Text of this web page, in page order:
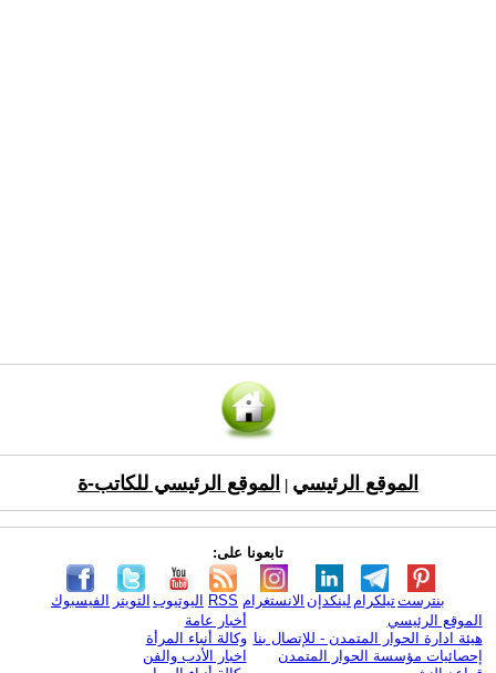
الموقع الرئيسي الموقع الرئيسي للكاتب-ة
تابعونا على:
الفيسبوك التويتر اليوتيوب RSS الانستغرام لينكدإن تيلكرامبنترست
الموقع الرئيسي
هيئة ادارة الحوار المتمدن - للإتصال بنا
إحصائيات مؤسسة الحوار المتمدن
أخبار عامة
وكالة أنباء المرأة
اخبار الأدب والفن